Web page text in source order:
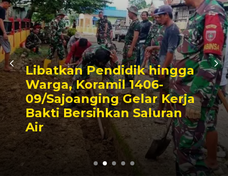
Triwulan II 2026,
Pendapatan Makassar
Capai 49 Persen, Surplus
Rp130 Miliar